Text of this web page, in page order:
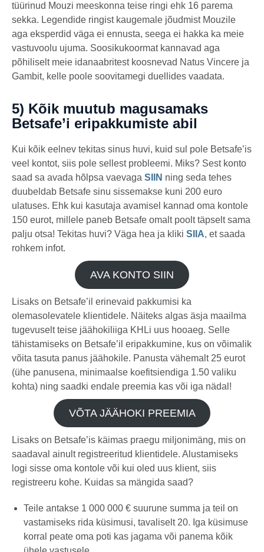
tüürinud Mouzi meeskonna teise ringi ehk 16 parema
sekka. Legendide ringist kaugemale jõudmist Mouzile
aga eksperdid väga ei ennusta, seega ei hakka ka meie
vastuvoolu ujuma. Soosikukoormat kannavad aga
põhiliselt meie idanaabritest koosnevad Natus Vincere ja
Gambit, kelle poole soovitamegi duellides vaadata.
5) Kõik muutub magusamaks
Betsafe’i eripakkumiste abil
Kui kõik eelnev tekitas sinus huvi, kuid sul pole Betsafe’is
veel kontot, siis pole sellest probleemi. Miks? Sest konto
saad sa avada hõlpsa vaevaga SIIN ning seda tehes
duubeldab Betsafe sinu sissemakse kuni 200 euro
ulatuses. Ehk kui kasutaja avamisel kannad oma kontole
150 eurot, millele paneb Betsafe omalt poolt täpselt sama
palju otsa! Tekitas huvi? Väga hea ja kliki SIIA, et saada
rohkem infot.
AVA KONTO SIIN
Lisaks on Betsafe’il erinevaid pakkumisi ka
olemasolevatele klientidele. Näiteks algas äsja maailma
tugevuselt teise jäähokiliiga KHLi uus hooaeg. Selle
tähistamiseks on Betsafe’il eripakkumine, kus on võimalik
võita tasuta panus jäähokile. Panusta vähemalt 25 eurot
(ühe panusena, minimaalse koefitsiendiga 1.50 valiku
kohta) ning saadki endale preemia kas või iga nädal!
VÕTA JÄÄHOKI PREEMIA
Lisaks on Betsafe’is käimas praegu miljonimäng, mis on
saadaval ainult registreeritud klientidele. Alustamiseks
logi sisse oma kontole või kui oled uus klient, siis
registreeru kohe. Kuidas sa mängida saad?
Teile antakse 1 000 000 € suurune summa ja teil on
vastamiseks rida küsimusi, tavaliselt 20. Iga küsimuse
korral peate oma poti kas jagama või panema kõik